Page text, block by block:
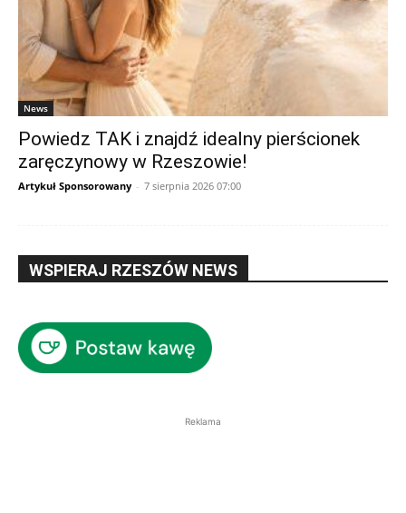
News
Powiedz TAK i znajdź idealny pierścionek
zaręczynowy w Rzeszowie!
Artykuł Sponsorowany - 7 sierpnia 2026 07:00
WSPIERAJ RZESZÓW NEWS
Reklama